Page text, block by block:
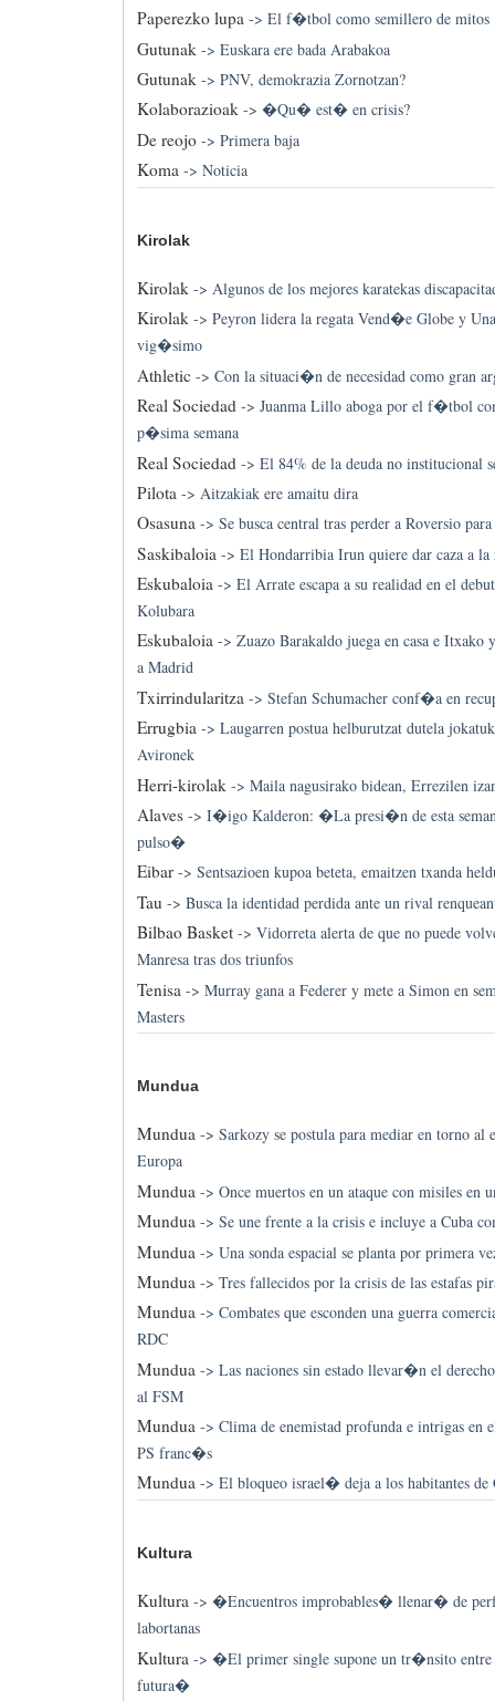
Paperezko lupa-> El f�tbol como semillero de mitos
Gutunak -> Euskara ere bada Arabakoa
Gutunak-> PNV, demokrazia Zornotzan?
Kolaborazioak-> �Qu� est� en crisis?
De reojo-> Primera baja
Koma-> Noticia
Kirolak
Kirolak-> Algunos de los mejores karatekas
Kirolak-> Peyron lidera la regata Vend�e Globe y
vig�simo
Athletic -> Con la situaci�n de necesidad como gran
Real Sociedad-> Juanma Lillo aboga por el f�tbol
p�sima semana
Real Sociedad -> El 84% de la deuda no institucional
Pilota-> Aitzakiak ere amaitu dira
Osasuna-> Se busca central tras perder a Roversio
Saskibaloia -> El Hondarribia Irun quiere dar caza a
Eskubaloia-> El Arrate escapa a su realidad en el
Kolubara
Eskubaloia-> Zuazo Barakaldo juega en casa e
a Madrid
Txirrindularitza-> Stefan Schumacher conf�a en
Errugbia-> Laugarren postua helburutzat dutela
Avironek
Herri-kirolak -> Maila nagusirako bidean, Errezilen
Alaves-> I�igo Kalderon: �La presi�n de esta
pulso�
Eibar-> Sentsazioen kupoa beteta, emaitzen txanda
Tau -> Busca la identidad perdida ante un rival
Bilbao Basket-> Vidorreta alerta de que no puede
Manresa tras dos triunfos
Tenisa -> Murray gana a Federer y mete a Simon en
Masters
Mundua
Mundua-> Sarkozy se postula para mediar en torno al
Europa
Mundua -> Once muertos en un ataque con misiles en
Mundua-> Se une frente a la crisis e incluye a Cuba
Mundua -> Una sonda espacial se planta por primera
Mundua-> Tres fallecidos por la crisis de las estafas
Mundua-> Combates que esconden una guerra
RDC
Mundua -> Las naciones sin estado llevar�n el
al FSM
Mundua-> Clima de enemistad profunda e intrigas en
PS franc�s
Mundua-> El bloqueo israel� deja a los habitantes de
Kultura
Kultura-> �Encuentros improbables� llenar� de
labortanas
Kultura -> �El primer single supone un tr�nsito entre
futura�